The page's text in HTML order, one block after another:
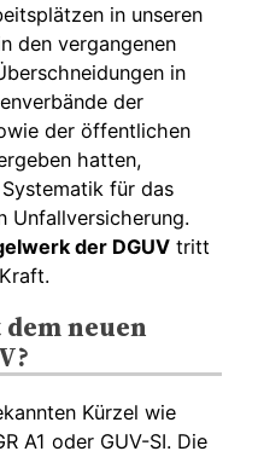
in unseren
den vergangenen
in
der
der öffentlichen
hatten,
für das
Unfallversicherung.
der DGUV tritt
neuen
Kürzel wie
A1 oder GUV-SI. Die